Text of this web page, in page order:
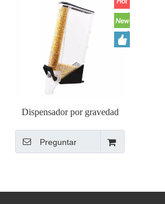
Dispensador por gravedad
Ecobox ZT-06
Preguntar